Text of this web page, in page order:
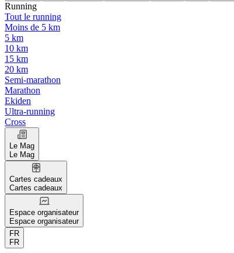
Running
Tout le running
Moins de 5 km
5 km
10 km
15 km
20 km
Semi-marathon
Marathon
Ekiden
Ultra-running
Cross
Le Mag
Le Mag
Cartes cadeaux
Cartes cadeaux
Espace organisateur
Espace organisateur
FR
FR